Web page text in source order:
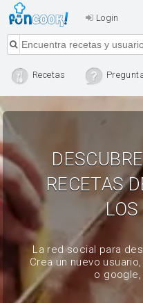
Login
Recetas
RECETAS
La red social para
Crea un nuevo
o google,